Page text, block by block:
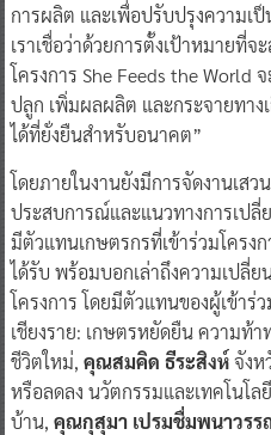
การผลิต และเพื่อปรับปรุงความเ
เราเชื่อว่าด้วยการตั้งเป้าหมายที่จ
โครงการ She Feeds the World
ปลูก เพิ่มผลผลิต และกระจายทาง
ได้ที่ยั่งยืนสำหรับอนาคต”
โดยภายในงานยังมีการจัดงานเสว
ประสบการณ์และแนวทางการเปลี่
มีตัวแทนเกษตรกรที่เข้าร่วมโคร
ได้รับ พร้อมบอกเล่าถึงความเปลี่ย
โครงการ โดยมีตัวแทนของผู้เข้าร่ว
เชียงราย: เกษตรหยัดยืน ความท้
ชีวิตใหม่, คุณสมคิด ธีระสิงห์จังห
หรือลดลง นวัตกรรมและเทคโนโ
บ้าน, คุณกุสุมา เปรมชื่มพนาวร